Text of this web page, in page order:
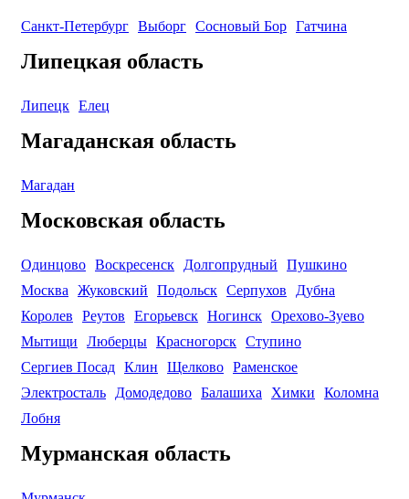
Санкт-Петербург Выборг Сосновый Бор Гатчина
Липецкая область
Липецк Елец
Магаданская область
Магадан
Московская область
Одинцово Воскресенск Долгопрудный
Пушкино
Москва
Жуковский Подольск Серпухов
Дубна
Королев
Реутов Егорьевск Ногинск Орехово-Зуево
Мытищи
Люберцы Красногорск Ступино
Сергиев Посад Клин Щелково Раменское
Электросталь
Домодедово Балашиха Химки
Коломна
Лобня
Мурманская область